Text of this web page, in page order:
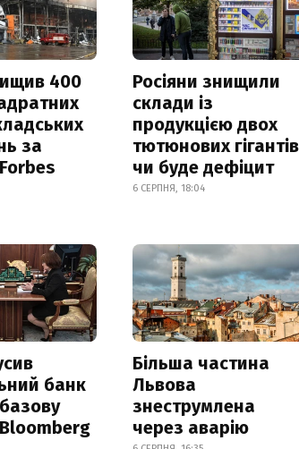
400
за
Росіяни знищили
склади із
продукцією двох
тютюнових
чи буде дефіцит
6 СЕРПНЯ, 18:04
банк
Більша частина
Львова
знеструмлена
через аварію